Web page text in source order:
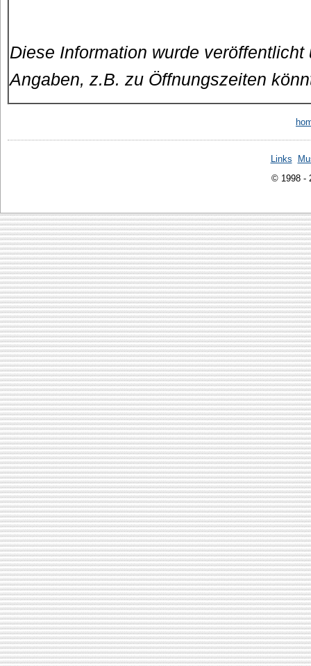
Diese Information wurde
Angaben, z.B. zu Öffnungszeiten
Links
© 1998 -